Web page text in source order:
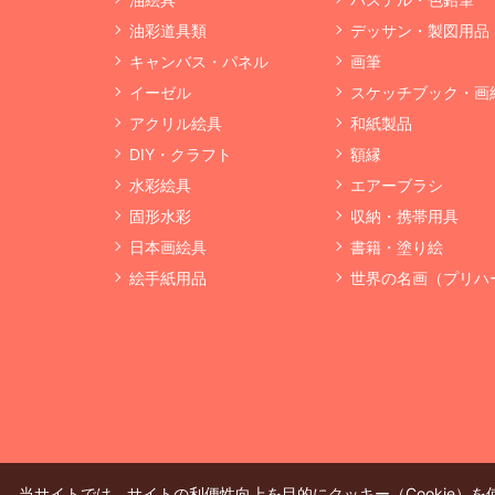
油彩道具類
キャンバス・パネル
イーゼル
アクリル絵具
DIY・クラフト
水彩絵具
固形水彩
日本画絵具
絵手紙用品
デッサン・製図用品
画筆
スケッチブック・画
和紙製品
額縁
エアーブラシ
収納・携帯用具
書籍・塗り絵
世界の名画（プリハ